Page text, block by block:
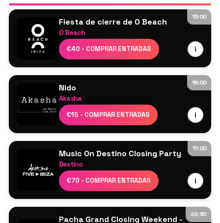
13:00
Fiesta de cierre de O Beach
O Beach
€40 - COMPRAR ENTRADAS i
Joel Corry
DJ Cameo
Jamie Love
Lucy Jane
Parris Taylor
Sam Dungate
Albert Bace en directo a la batería
Show de músicos en directo
16:00
Nido
Akasha
€15 - COMPRAR ENTRADAS i
Cartel por confirmar
17:00
Music On Destino Closing Party
Destino
€70 - COMPRAR ENTRADAS i
Davide Squillace
Luciano
Marco Carola
Rossi.
22:30
Pacha Grand Closing Weekend -